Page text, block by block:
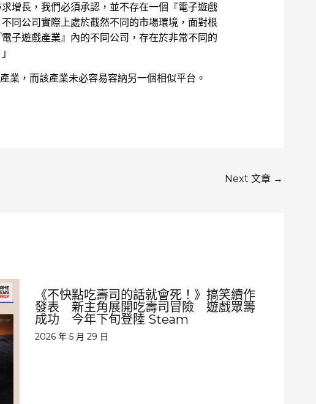
增長，我們必須承認，並不存在一個『電子遊戲
同公司實際上處於截然不同的市場環境，面對根
子遊戲產業』內的不同公司，存在於非常不同的
業，而該產業未必容易容納另一個相似平台。
Next 文章 →
《不快點吃壽司的話就會死！》搞笑續作
發表 新主角展開吃壽司冒險 遊戲眾籌
成功 今年下旬登陸 Steam
2026 年 5 月 29 日